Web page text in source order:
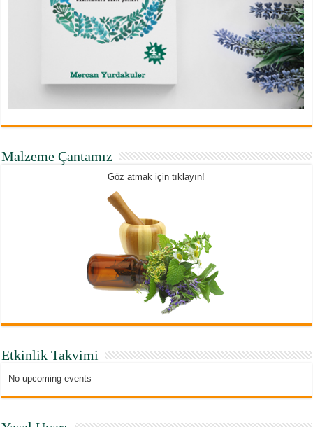
Malzeme Çantamız
Göz atmak için tıklayın!
Etkinlik Takvimi
No upcoming events